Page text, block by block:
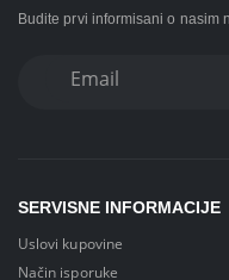
Budite prvi informisani o nasim
SERVISNE INFORMACIJE
Uslovi kupovine
Način isporuke